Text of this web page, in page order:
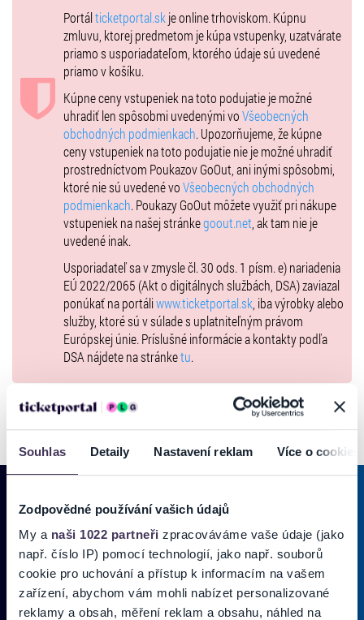
Souhlas Detaily Nastavení reklam Více o cookies
Zodpovědné používání vašich údajů
My a naši 1022 partneři zpracováváme vaše údaje (jako
např. číslo IP) pomocí technologií, jako např. souborů
cookie pro uchování a přístup k informacím na vašem
zařízení, abychom vám mohli nabízet personalizované
reklamy a obsah, měření reklam a obsahu, náhled na
Portálticketportal.sk je online trhoviskom. Kúpnu
zmluvu, ktorej predmetom je kúpa vstupenky, uzatvárate
priamo s usporiadateľom, ktorého údaje sú uvedené
priamo v košíku.
Kúpne ceny vstupeniek na toto podujatie je možné
uhradiť len spôsobmi uvedenými voVšeobecných
obchodných podmienkach. Upozorňujeme, že kúpne
ceny vstupeniek na toto podujatie nie je možné uhradiť
prostredníctvom Poukazov GoOut, ani inými spôsobmi,
ktoré nie sú uvedené voVšeobecných obchodných
podmienkach. Poukazy GoOut môžete využiť pri nákupe
vstupeniek na našej stránkegoout.net , ak tam nie je
uvedené inak.
Usporiadateľ sa v zmysle čl. 30 ods. 1 písm. e) nariadenia
EÚ 2022/2065 (Akt o digitálnych službách, DSA) zaviazal
ponúkať na portáliwww.ticketportal.sk , iba výrobky alebo
služby, ktoré sú v súlade s uplatniteľným právom
Európskej únie. Príslušné informácie a kontakty podľa
DSA nájdete na stránketu.
PRIHLÁSIŤ SA KODBERU NOVINIEK
Pridajte sa do zoznamu odberateľov a doručte si najnovšie špeciálne
ponuky priamo do doručenej pošty.